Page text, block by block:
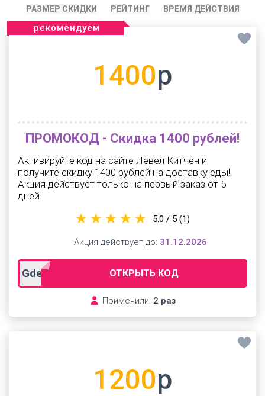
РАЗМЕР СКИДКИ
РЕЙТИНГ ВРЕМЯ ДЕЙСТВИЯ
1400р
рекомендуем
ПРОМОКОД - Скидка 1400 рублей!
Активируйте код на сайте Левел Китчен и
получите скидку 1400 рублей на доставку еды!
Акция действует только на первый заказ от 5
дней.
GdeSlonLK ОТКРЫТЬ КОД
Применили: 2 раз
5.0 / 5 (1)
Акция действует до: 31.12.2026
1200р